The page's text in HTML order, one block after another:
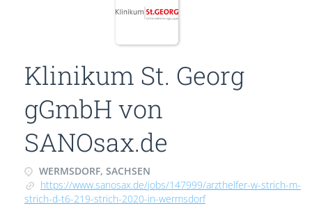
Klinikum St. Georg
gGmbH von
SANOsax.de
WERMSDORF, SACHSEN
https://www.sanosax.de/jobs/147999/arzthelfer-w-strich-m-
strich-d-t6-219-strich-2020-in-wermsdorf